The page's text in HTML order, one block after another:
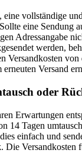
vollständige
eine Sendung
Adressangabe
werden,
Versandkosten
Versand
oder
Erwartungen
14 Tagen
einfach und
Die Versandkosten